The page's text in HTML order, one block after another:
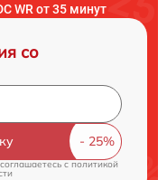
WR от 35 минут
со
cполитикой